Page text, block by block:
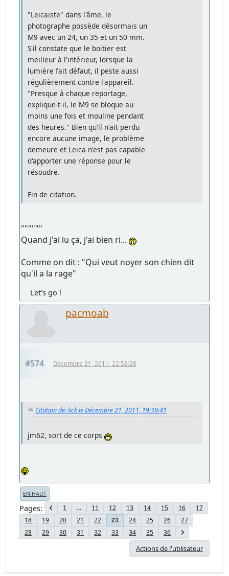
"Leicaiste" dans l'âme, le
photographe possède désormais un
M9 avec un 24, un 35 et un 50 mm.
S'il constate que le boitier est
meilleur à l'intérieur, lorsque la
lumière fait défaut, il peste aussi
régulièrement contre l'appareil.
"Presque à chaque reportage,
explique-t-il, le M9 se bloque au
moins une fois et mouline pendant
des heures." Bien qu'il n'ait perdu
encore aucune image, le problème
demeure et Leica n'est pas capable
d'apporter une réponse pour le
résoudre.
Fin de citation.
""""""
Quand j'ai lu ça, j'ai bien ri...
Comme on dit : "Qui veut noyer son chien dit
qu'il a la rage"
Let's go !
pacmoab
#574 Décembre 21, 2011, 22:52:28
Citation de: lick le Décembre 21, 2011, 19:39:41
jm62, sort de ce corps
EN HAUT
Pages 1 ... 11 12 13 14 15 16
17
18
19 20 21 22 23 24 25 26
27
28
29 30 31 32 33 34 35 36
Actions de l'utilisateur